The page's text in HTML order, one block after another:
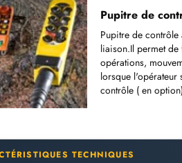
Pupitre de
Pupitre de
liaison.Il permet
opérations,
lorsque l'opérateur
contrôle ( en
TECHNIQUES